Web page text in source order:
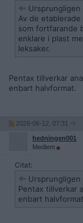
Av de
som fortfarande
enklare i plast
leksaker.
Pentax tillverkar
enbart halvformat.
2026-06-12, 07:31
hedningen001
Medlem
Citat:
Pentax tillverkar
enbart halvformat.